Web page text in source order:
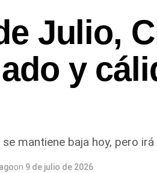
Julio,
y
mantiene baja hoy, pero
on 9 de julio de 2026